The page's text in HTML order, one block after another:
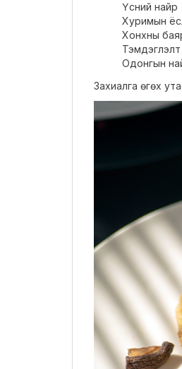
Үсний найр
Хуримын
Хонхны
Одонгын
Захиалга өгөх